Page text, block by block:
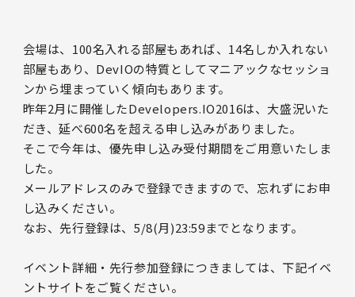
会場は、100名入れる部屋もあれば、14名しか入れない
部屋もあり、DevIOの特質としてマニアックなセッショ
ンから埋まっていく傾向もあります。
昨年2月に開催したDevelopers.IO2016は、大盛況いた
だき、延べ600名を超える申し込みがありました。
そこで今年は、優先申し込み受付期間をご用意いたしま
した。
メールアドレスのみで登録できますので、忘れずにお申
し込みください。
なお、先行登録は、5/8(月)23:59までとなります。
イベント詳細・先行参加登録につきましては、下記イベ
ントサイトをご覧ください。